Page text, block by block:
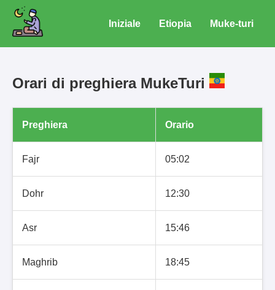
Iniziale Etiopia Muke-turi
Orari di preghiera MukeTuri
Preghiera Orario
Fajr 05:02
Dohr 12:30
Asr 15:46
Maghrib 18:45